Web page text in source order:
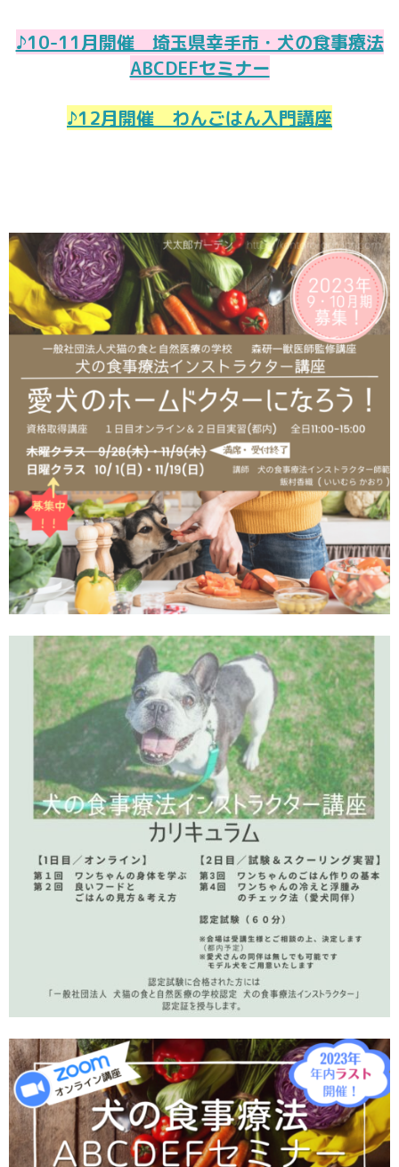
♪10-11月開催 埼玉県幸手市・犬の食事療法
ABCDEFセミナー
♪12月開催 わんごはん入門講座